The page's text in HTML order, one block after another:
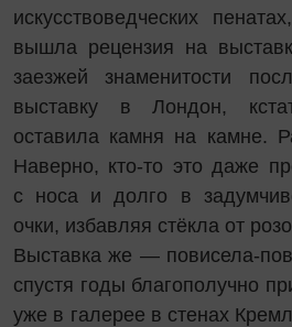
искусствоведческих
вышла рецензия на
заезжей знаменитости
выставку в Лондон,
оставила камня на камне.
Наверно, кто-то это даже
с носа и долго в
очки, избавляя стёкла от
Выставка же — повисела-
спустя годы благополучно
уже в галерее в стенах